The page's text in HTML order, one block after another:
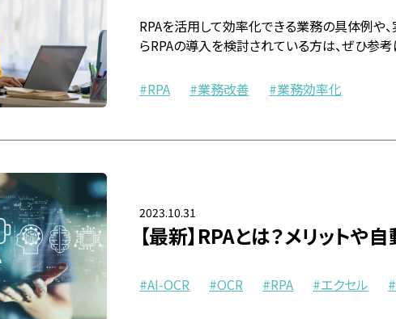
RPAを活用して効率化できる業務の具体例や
らRPAの導入を検討されている方は、ぜひ参考
RPA 業務改善 業務効率化
2023.10.31
【最新】RPAとは？メリット
AI-OCR OCR RPA エクセル